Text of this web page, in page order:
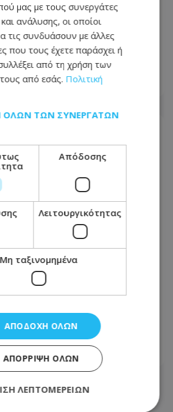
Η υπόθεση
κατόπιν
- Όσα αναφέρει η
Ξεκαθαρίζει η Ιερά
- «Τέσσερα χρόνια
παραδώσει το
μας με τους συνεργάτες
ανάλυσης, οι οποίοι
τις συνδυάσουν με άλλες
που τους έχετε παράσχει ή
από τη χρήση των
από εσάς. Πολιτική
ΌΛΩΝ ΤΩΝ ΣΥΝΕΡΓΑΤΏΝ
Απόδοσης
Λειτουργικότητας
Μη ταξινομημένα
ΑΠΟΔΟΧΉ ΌΛΩΝ
ΑΠΌΡΡΙΨΗ ΌΛΩΝ
ΛΕΠΤΟΜΕΡΕΙΏΝ